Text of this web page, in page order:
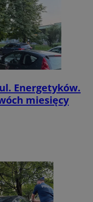
Energetyków.
miesięcy